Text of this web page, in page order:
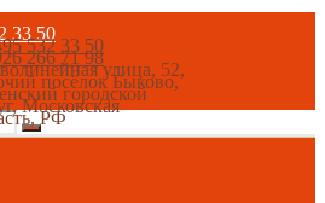
33 50
532 33 50
266 71 98
улица, 52,
посёлок Быково,
городской
Московская
РФ